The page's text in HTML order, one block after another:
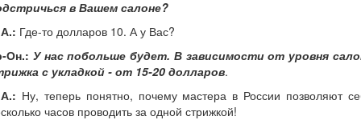
в Вашем салоне?
Где-то долларов 10. А у Вас?
Он.: У нас побольше будет. В зависимости от уровня
с укладкой - от 15-20 долларов.
Ну, теперь понятно, почему мастера в России позволяют
часов проводить за одной стрижкой!